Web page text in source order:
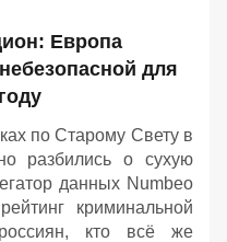
Европа
для
по Старому Свету в
разбились о сухую
данных Numbeo
криминальной
кто всё же